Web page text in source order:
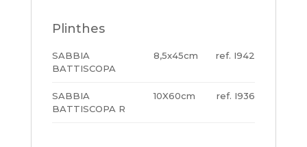
Plinthes
SABBIA
BATTISCOPA
8,5x45cm I942
SABBIA
BATTISCOPA R
10X60cm I936